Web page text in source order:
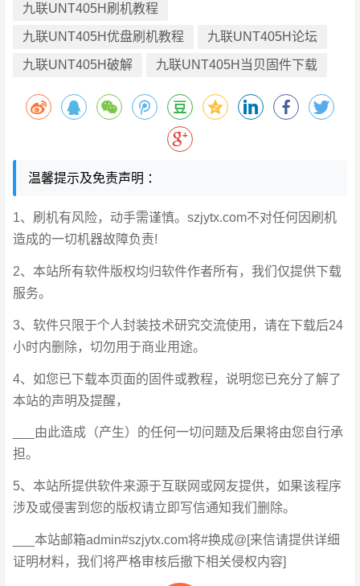
九联UNT405H刷机教程
九联UNT405H优盘刷机教程 九联UNT405H论坛
九联UNT405H破解 九联UNT405H当贝固件下载
温馨提示及免责声明 ：
1、刷机有风险，动手需谨慎。szjytx.com不对任何因刷机
造成的一切机器故障负责!
2、本站所有软件版权均归软件作者所有，我们仅提供下载
服务。
3、软件只限于个人封装技术研究交流使用，请在下载后24
小时内删除，切勿用于商业用途。
4、如您已下载本页面的固件或教程，说明您已充分了解了
本站的声明及提醒，
___由此造成（产生）的任何一切问题及后果将由您自行承
担。
5、本站所提供软件来源于互联网或网友提供，如果该程序
涉及或侵害到您的版权请立即写信通知我们删除。
___本站邮箱admin#szjytx.com将#换成@[来信请提供详细
证明材料，我们将严格审核后撤下相关侵权内容]